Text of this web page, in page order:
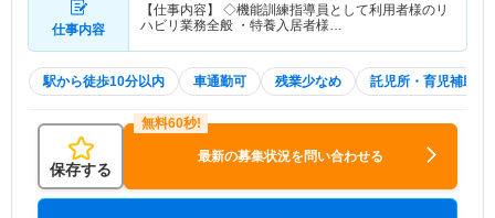
仕事内容
【仕事内容】 ◇機能訓練指導員として利用者様のリ
ハビリ業務全般 ・特養入居者様…
駅から徒歩10分以内 車通勤可 残業少なめ 託児所・育児補助
保存する
最新の募集状況を問い合わせる